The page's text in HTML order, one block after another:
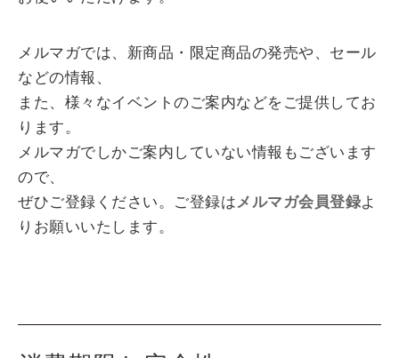
メルマガでは、新商品・限定商品の発売や、セール
などの情報、
また、様々なイベントのご案内などをご提供してお
ります。
メルマガでしかご案内していない情報もございます
ので、
ぜひご登録ください。ご登録はメルマガ会員登録よ
りお願いいたします。